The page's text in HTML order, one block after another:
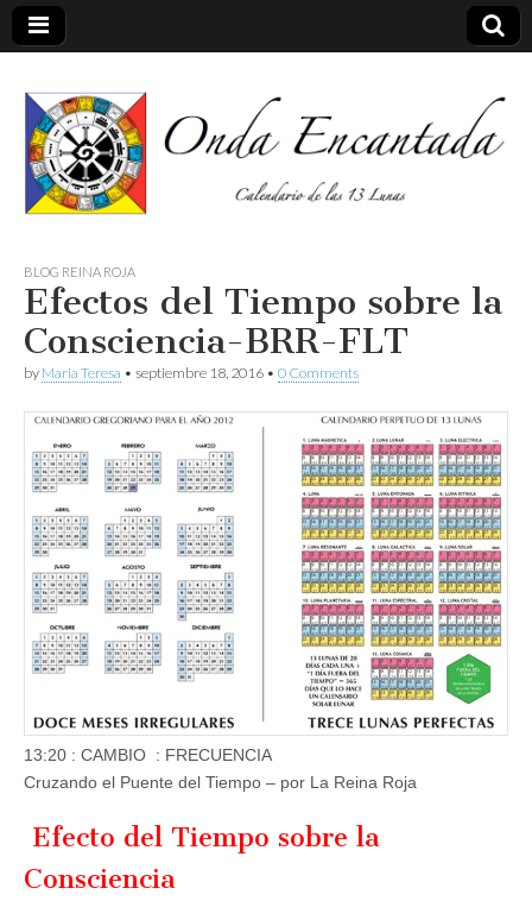
Onda
encantada
BLOG REINA ROJA
Efectos del Tiempo sobre la
Consciencia-BRR-FLT
by Maria Teresa • septiembre 18, 2016 • 0 Comments
13:20 : CAMBIO : FRECUENCIA
Cruzando el Puente del Tiempo – por La Reina Roja
Efecto del Tiempo sobre la
Consciencia